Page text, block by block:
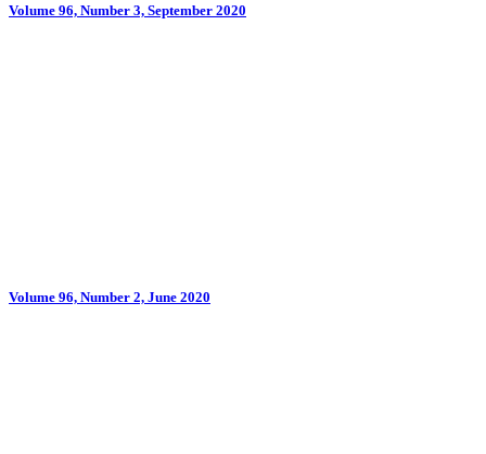
Volume 96, Number 3, September 2020
Volume 96, Number 2, June 2020